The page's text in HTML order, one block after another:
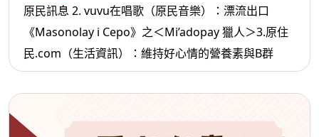
原民訊息 2. vuvu在唱歌（原民音樂）：漂流出口
《Masonolay i Cepo》之＜Mi’adopay 獵人＞3.原住
民.com（生活資訊）：維持好心情的營養素與B群